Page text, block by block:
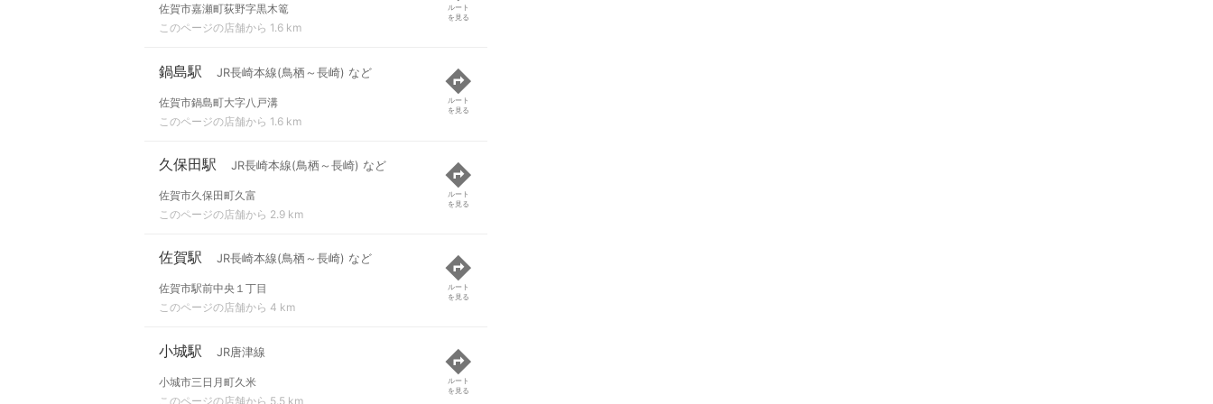
佐賀市嘉瀬町荻野字黒木篭
このページの店舗から 1.6 km
ルート
を見る
鍋島駅 JR長崎本線(鳥栖～長崎) など
佐賀市鍋島町大字八戸溝
このページの店舗から 1.6 km
ルート
を見る
久保田駅 JR長崎本線(鳥栖～長崎) など
佐賀市久保田町久富
このページの店舗から 2.9 km
ルート
を見る
佐賀駅 JR長崎本線(鳥栖～長崎) など
佐賀市駅前中央１丁目
このページの店舗から 4 km
ルート
を見る
小城駅 JR唐津線
小城市三日月町久米
このページの店舗から 5.5 km
ルート
を見る